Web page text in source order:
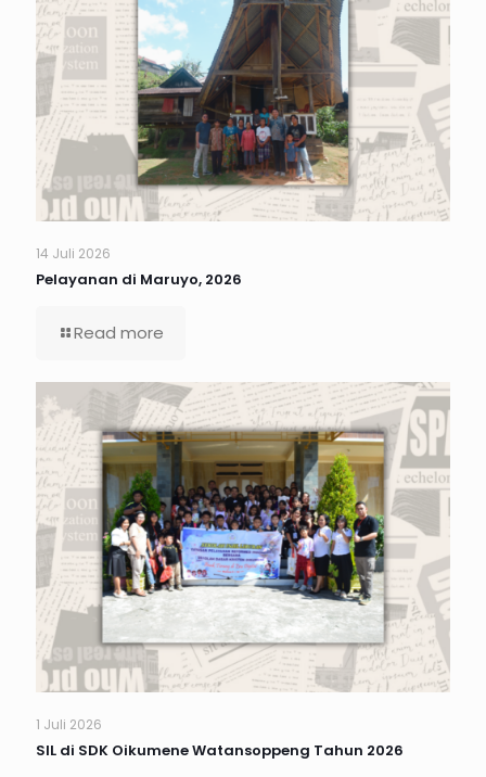
14 Juli 2026
Pelayanan di Maruyo, 2026
Read more
1 Juli 2026
SIL di SDK Oikumene Watansoppeng Tahun 2026